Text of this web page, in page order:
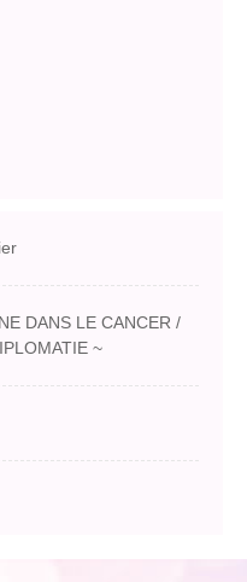
DANS LE CANCER /
~